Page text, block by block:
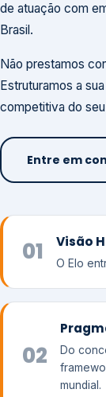
de atuação com
Brasil.
Não prestamos
Estruturamos a
competitiva do
Entre em
01 Visão
O Elo
02
Do
mundial.